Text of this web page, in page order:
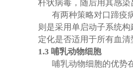
杆状病毒，随后用其感
有两种策略对口蹄疫
则是采用单启动子系统
定化是否适用于所有血
1.3 哺乳动物细胞
哺乳动物细胞的优势